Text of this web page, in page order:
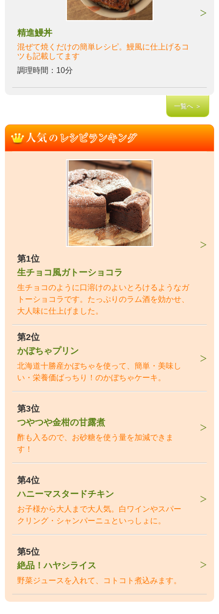
精進鰻丼
混ぜて焼くだけの簡単レシピ。鰻風に仕上げるコ
ツも記載してます
調理時間：10分
一覧へ ＞
第1位
生チョコ風ガトーショコラ
生チョコのように口溶けのよいとろけるようなガ
トーショコラです。たっぷりのラム酒を効かせ、
大人味に仕上げました。
第2位
かぼちゃプリン
北海道十勝産かぼちゃを使って、簡単・美味し
い・栄養価ばっちり！のかぼちゃケーキ。
第3位
つやつや金柑の甘露煮
酢も入るので、お砂糖を使う量を加減できま
す！
第4位
ハニーマスタードチキン
お子様から大人まで大人気。白ワインやスパー
クリング・シャンパーニュといっしょに。
第5位
絶品！ハヤシライス
野菜ジュースを入れて、コトコト煮込みます。